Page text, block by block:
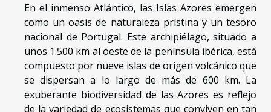
En el inmenso Atlántico, las Islas Azores emergen
como un oasis de naturaleza prístina y un tesoro
nacional de Portugal. Este archipiélago, situado a
unos 1.500 km al oeste de la península ibérica, está
compuesto por nueve islas de origen volcánico que
se dispersan a lo largo de más de 600 km. La
exuberante biodiversidad de las Azores es reflejo
de la variedad de ecosistemas que conviven en tan